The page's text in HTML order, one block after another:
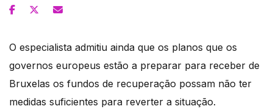
O especialista admitiu ainda que os planos que os
governos europeus estão a preparar para receber de
Bruxelas os fundos de recuperação possam não ter
medidas suficientes para reverter a situação.